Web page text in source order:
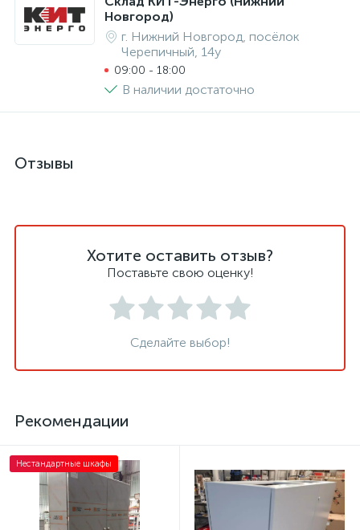
Новгород)
г. Нижний Новгород, посёлок
Черепичный, 14у
09:00 - 18:00
В наличии достаточно
Отзывы
Хотите оставить отзыв?
Поставьте свою оценку!
Сделайте выбор!
Рекомендации
Нестандартные шкафы